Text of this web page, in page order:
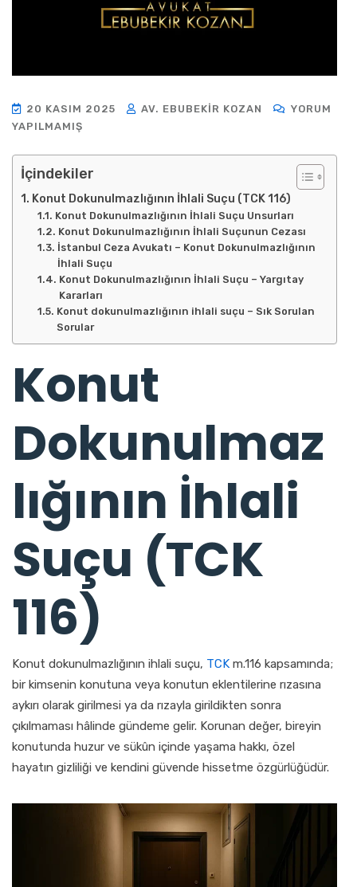
20 KASIM 2025 AV. EBUBEKIR KOZAN
YORUM
YAPILMAMIŞ
İçindekiler
Konut Dokunulmazlığının İhlali Suçu (TCK 116)
Konut Dokunulmazlığının İhlali Suçu Unsurları
Konut Dokunulmazlığının İhlali Suçunun Cezası
İstanbul Ceza Avukatı – Konut Dokunulmazlığının
İhlali Suçu
Konut Dokunulmazlığının İhlali Suçu – Yargıtay
Kararları
Konut dokunulmazlığının ihlali suçu – Sık Sorulan
Sorular
Konut
Dokunulmaz
lığının İhlali
Suçu (TCK
116)
Konut dokunulmazlığının ihlali suçu, TCK m.116 kapsamında;
bir kimsenin konutuna veya konutun eklentilerine rızasına
aykırı olarak girilmesi ya da rızayla girildikten sonra
çıkılmaması hâlinde gündeme gelir. Korunan değer, bireyin
konutunda huzur ve sükûn içinde yaşama hakkı, özel
hayatın gizliliği ve kendini güvende hissetme özgürlüğüdür.